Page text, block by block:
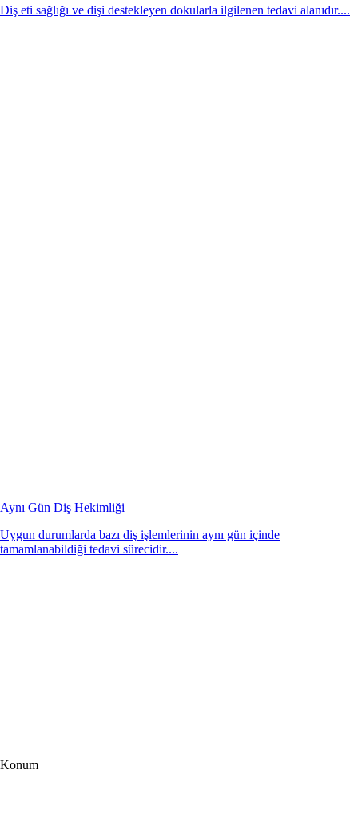
Diş eti sağlığı ve dişi destekleyen dokularla ilgilenen tedavi alanıdır....
Aynı Gün Diş Hekimliği
Uygun durumlarda bazı diş işlemlerinin aynı gün içinde
tamamlanabildiği tedavi sürecidir....
Konum